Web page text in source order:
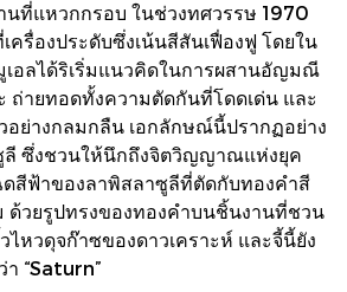
นที่แหวกกรอบ ในช่วงทศวรรษ 1970
ครื่องประดับซึ่งเน้นสีสันเฟื่องฟู โดยใน
เอลได้ริเริ่มแนวคิดในการผสานอัญมณี
ถ่ายทอดทั้งความตัดกันที่โดดเด่น และ
อย่างกลมกลืน เอกลักษณ์นี้ปรากฏอย่าง
ลี ซึ่งชวนให้นึกถึงจิตวิญญาณแห่งยุค
ดสีฟ้าของลาพิสลาซูลีที่ตัดกับทองคำสี
ด้วยรูปทรงของทองคำบนชิ้นงานที่ชวน
หวดุจก๊าซของดาวเคราะห์ และจี้นี้ยัง
“Saturn”